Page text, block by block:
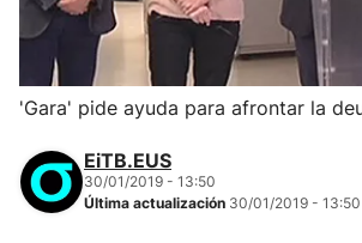
'Gara' pide ayuda para afrontar la
EiTB.EUS
30/01/2019 - 13:50
Última actualización 30/01/2019 - 13:50